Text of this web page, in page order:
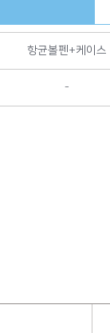
항균볼펜+케이스
-